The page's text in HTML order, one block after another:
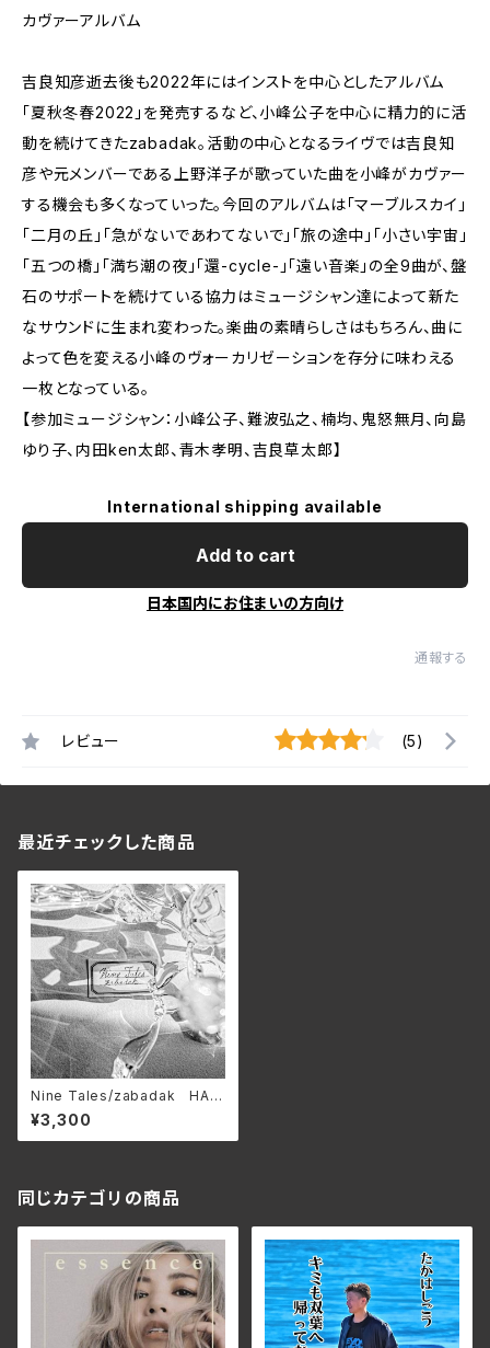
カヴァーアルバム
吉良知彦逝去後も2022年にはインストを中心としたアルバム
「夏秋冬春2022」を発売するなど、⼩峰公⼦を中心に精力的に活
動を続けてきたzabadak。活動の中心となるライヴでは吉良知
彦や元メンバーである上野洋⼦が歌っていた曲を⼩峰がカヴァー
する機会も多くなっていった。今回のアルバムは「マーブルスカイ」
「二月の丘」「急がないであわてないで」「旅の途中」「⼩さい宇宙」
「五つの橋」「満ち潮の夜」「還-cycle-」「遠い⾳楽」の全9曲が、盤
石のサポートを続けている協力はミュージシャン達によって新た
なサウンドに生まれ変わった。楽曲の素晴らしさはもちろん、曲に
よって色を変える⼩峰のヴォーカリゼーションを存分に味わえる
一枚となっている。
【参加ミュージシャン：⼩峰公⼦、難波弘之、楠均、鬼怒無月、向島
ゆり⼦、内田ken太郎、青木孝明、吉良草太郎】
International shipping available
Add to cart
日本国内にお住まいの方向け
通報する
レビュー (5)
最近チェックした商品
Nine Tales/zabadak HAR
V-0024(仕様:CD)
¥3,300
同じカテゴリの商品